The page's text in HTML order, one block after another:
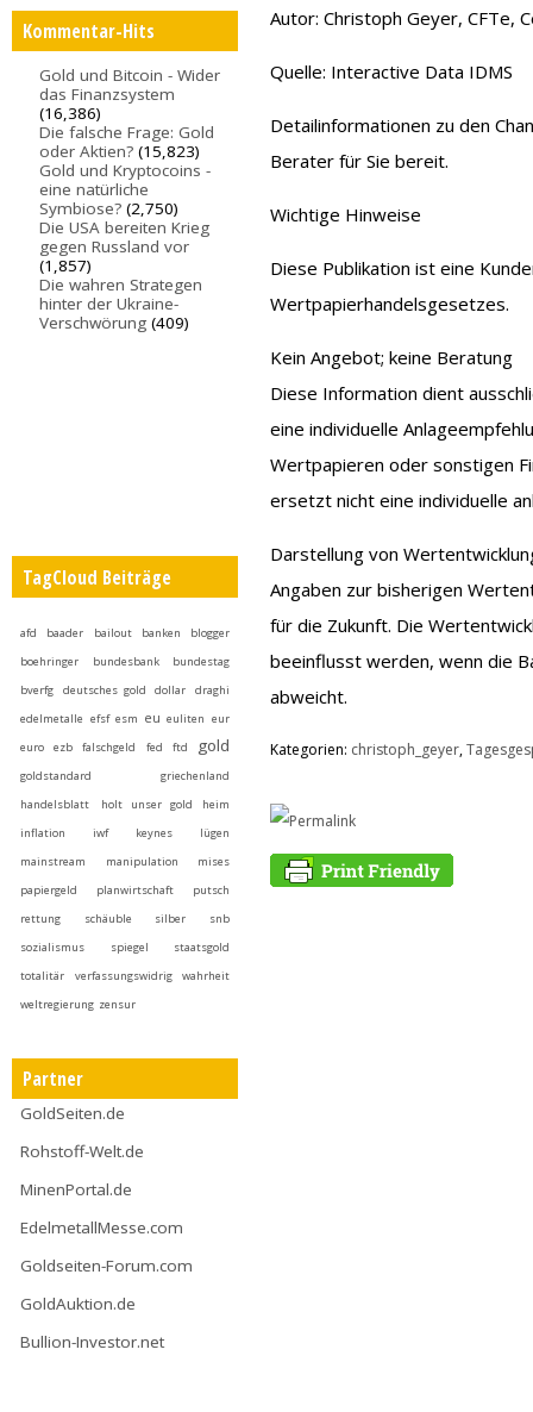
Kommentar-Hits
Gold und Bitcoin - Wider
das Finanzsystem
(16,386)
Die falsche Frage: Gold
oder Aktien? (15,823)
Gold und Kryptocoins -
eine natürliche
Symbiose? (2,750)
Die USA bereiten Krieg
gegen Russland vor
(1,857)
Die wahren Strategen
hinter der Ukraine-
Verschwörung (409)
TagCloud Beiträge
afd baader bailout banken
blogger
boehringer
bundesbank
bundestag
bverfg
deutsches gold dollar
draghi
edelmetalle efsf esm eu euliten eur
euro
ezb falschgeld fed ftd gold
goldstandard
griechenland
handelsblatt
holt unser gold heim
inflation
iwf keynes
lügen
mainstream
manipulation
mises
papiergeld
planwirtschaft
putsch
rettung
schäuble silber
snb
sozialismus
spiegel
staatsgold
totalitär
verfassungswidrig
wahrheit
weltregierung zensur
Partner
GoldSeiten.de
Rohstoff-Welt.de
MinenPortal.de
EdelmetallMesse.com
Goldseiten-Forum.com
GoldAuktion.de
Bullion-Investor.net
Autor: Christoph Geyer, CFTe,
Quelle: Interactive Data IDMS
Detailinformationen zu den
Berater für Sie bereit.
Wichtige Hinweise
Diese Publikation ist eine
Wertpapierhandelsgesetzes.
Kein Angebot; keine Beratung
Diese Information dient
eine individuelle
Wertpapieren oder sonstigen
ersetzt nicht eine individuelle
Darstellung von
Angaben zur bisherigen
für die Zukunft. Die
beeinflusst werden, wenn die
abweicht.
Kategorien: christoph_geyer,